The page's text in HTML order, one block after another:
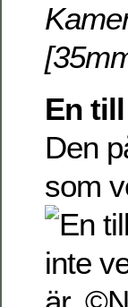
En
Den
som